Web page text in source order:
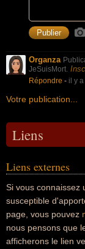
Organza
JeSuisMort.
Répondre - il y
Votre publication...
Liens
Liens externes
Si vous connaissez
susceptible
page, vous pouvez
nous pensons que
afficherons le lien